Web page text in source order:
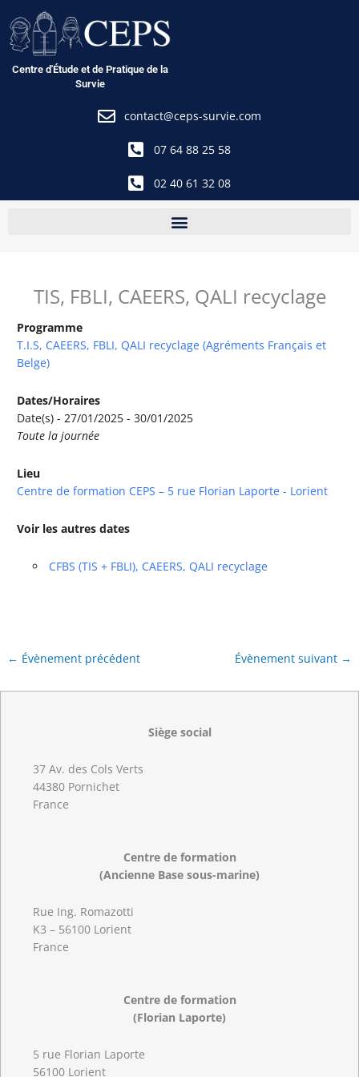
au
contenu
Centre d'Étude et de Pratique de la
Survie
contact@ceps-survie.com
07 64 88 25 58
02 40 61 32 08
TIS, FBLI, CAEERS, QALI recyclage
Programme
T.I.S, CAEERS, FBLI, QALI recyclage (Agréments Français et
Belge)
Dates/Horaires
Date(s) - 27/01/2025 - 30/01/2025
Toute la journée
Lieu
Centre de formation CEPS – 5 rue Florian Laporte - Lorient
Voir les autres dates
CFBS (TIS + FBLI), CAEERS, QALI recyclage
← Évènement précédent Évènement suivant →
Siège social
37 Av. des Cols Verts
44380 Pornichet
France
Centre de formation
(Ancienne Base sous-marine)
Rue Ing. Romazotti
K3 – 56100 Lorient
France
Centre de formation
(Florian Laporte)
5 rue Florian Laporte
56100 Lorient